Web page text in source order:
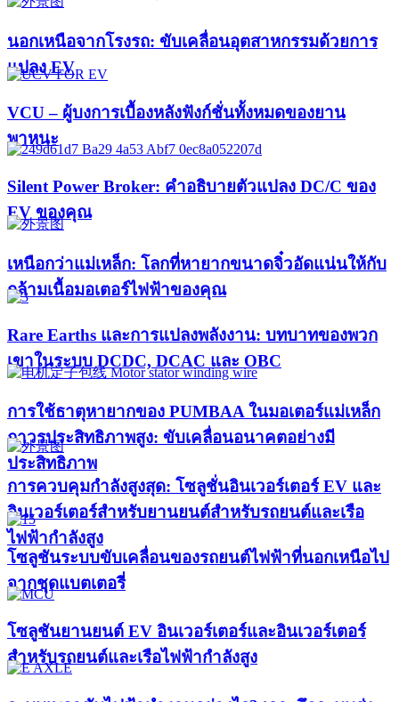
นอกเหนือจากโรงรถ: ขับเคลื่อนอุตสาหกรรมด้วยการ
แปลง EV
VCU – ผู้บงการเบื้องหลังฟังก์ชั่นทั้งหมดของยาน
พาหนะ
Silent Power Broker: คำอธิบายตัวแปลง DC/C ของ
EV ของคุณ
เหนือกว่าแม่เหล็ก: โลกที่หายากขนาดจิ๋วอัดแน่นให้กับ
กล้ามเนื้อมอเตอร์ไฟฟ้าของคุณ
Rare Earths และการแปลงพลังงาน: บทบาทของพวก
เขาในระบบ DCDC, DCAC และ OBC
การใช้ธาตุหายากของ PUMBAA ในมอเตอร์แม่เหล็ก
ถาวรประสิทธิภาพสูง: ขับเคลื่อนอนาคตอย่างมี
ประสิทธิภาพ
การควบคุมกำลังสูงสุด: โซลูชั่นอินเวอร์เตอร์ EV และ
อินเวอร์เตอร์สำหรับยานยนต์สำหรับรถยนต์และเรือ
ไฟฟ้ากำลังสูง​
โซลูชันระบบขับเคลื่อนของรถยนต์ไฟฟ้าที่นอกเหนือไป
จากชุดแบตเตอรี่
โซลูชันยานยนต์ EV อินเวอร์เตอร์และอินเวอร์เตอร์
สำหรับรถยนต์และเรือไฟฟ้ากำลังสูง